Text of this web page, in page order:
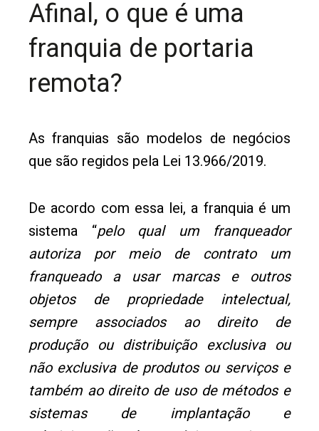
Afinal, o que é uma
franquia de portaria
remota?
As franquias são modelos de negócios
que são regidos pela Lei 13.966/2019.
De acordo com essa lei, a franquia é um
sistema “pelo qual um franqueador
autoriza por meio de contrato um
franqueado a usar marcas e outros
objetos de propriedade intelectual,
sempre associados ao direito de
produção ou distribuição exclusiva ou
não exclusiva de produtos ou serviços e
também ao direito de uso de métodos e
sistemas de implantação e